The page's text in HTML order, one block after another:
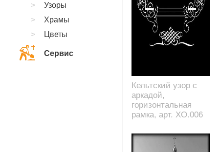
Кельтский узор с
аркадой,
горизонтальная
рамка, арт. XO.006
Узоры
Храмы
Цветы
Сервис